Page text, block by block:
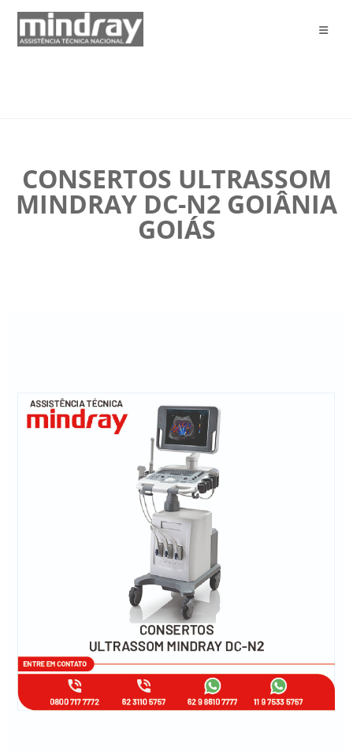
CONSERTOS ULTRASSOM
MINDRAY DC-N2 GOIÂNIA
GOIÁS